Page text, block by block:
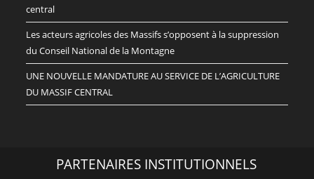
central
Les acteurs agricoles des Massifs s’opposent à la suppression
du Conseil National de la Montagne
UNE NOUVELLE MANDATURE AU SERVICE DE L’AGRICULTURE
DU MASSIF CENTRAL
PARTENAIRES INSTITUTIONNELS